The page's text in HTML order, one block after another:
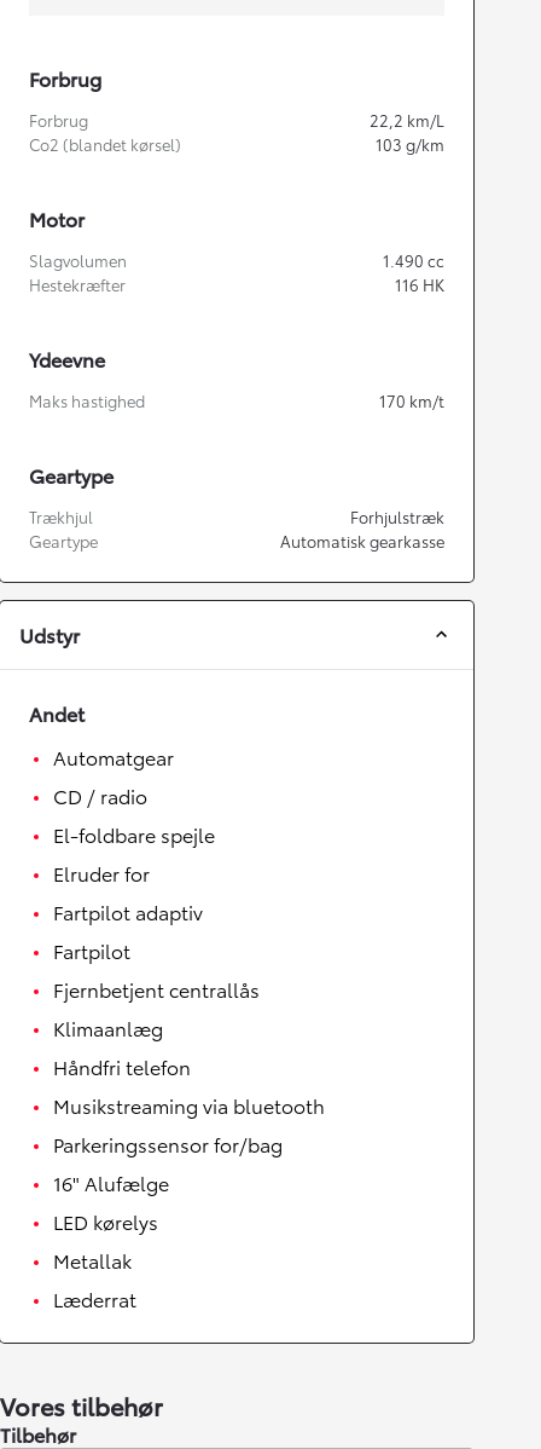
Forbrug
Forbrug 22,2 km/L
Co2 (blandet kørsel)
103 g/km
Motor
Slagvolumen 1.490 cc
Hestekræfter
116 HK
Ydeevne
Maks hastighed 170 km/t
Geartype
Trækhjul
Forhjulstræk
Geartype
Automatisk gearkasse
Udstyr
Andet
Automatgear
CD / radio
El-foldbare spejle
Elruder for
Fartpilot adaptiv
Fartpilot
Fjernbetjent centrallås
Klimaanlæg
Håndfri telefon
Musikstreaming via bluetooth
Parkeringssensor for/bag
16" Alufælge
LED kørelys
Metallak
Læderrat
Vores tilbehør
Tilbehør